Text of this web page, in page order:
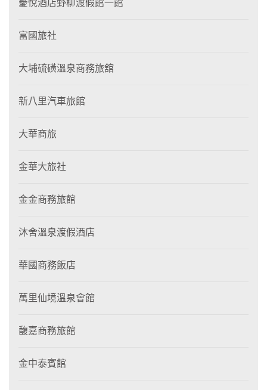
薆悅酒店野柳渡假館一館
富國旅社
大埔硫磺溫泉商務旅舘
新八里汽車旅館
大華商旅
金華大旅社
金金商務旅館
沐舍溫泉渡假酒店
華國商務飯店
萬里仙境溫泉會館
馥嘉商務旅館
金中泰賓館